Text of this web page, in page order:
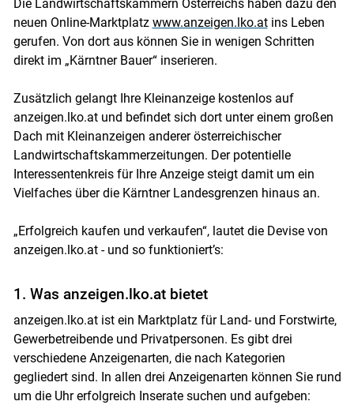
Skip to main content
Die Landwirtschaftskammern Österreichs haben dazu den
neuen Online-Marktplatz www.anzeigen.lko.atins Leben
gerufen. Von dort aus können Sie in wenigen Schritten
direkt im „Kärntner Bauer“ inserieren.
Zusätzlich gelangt Ihre Kleinanzeige kostenlos auf
anzeigen.lko.at und befindet sich dort unter einem großen
Dach mit Kleinanzeigen anderer österreichischer
Landwirtschaftskammerzeitungen. Der potentielle
Interessentenkreis für Ihre Anzeige steigt damit um ein
Vielfaches über die Kärntner Landesgrenzen hinaus an.
„Erfolgreich kaufen und verkaufen“, lautet die Devise von
anzeigen.lko.at - und so funktioniert’s:
1. Was anzeigen.lko.at bietet
anzeigen.lko.at ist ein Marktplatz für Land- und Forstwirte,
Gewerbetreibende und Privatpersonen. Es gibt drei
verschiedene Anzeigenarten, die nach Kategorien
gegliedert sind. In allen drei Anzeigenarten können Sie rund
um die Uhr erfolgreich Inserate suchen und aufgeben: